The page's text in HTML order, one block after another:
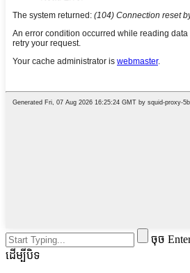
ចុច
ដើម្បីបិទ